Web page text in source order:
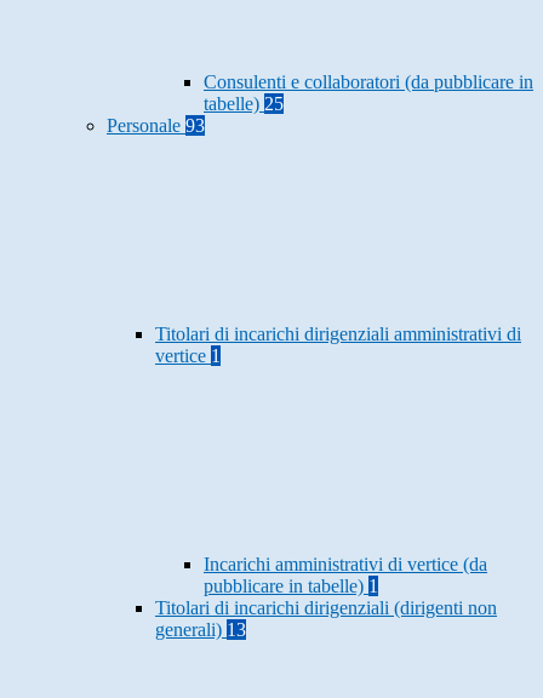
Consulenti e collaboratori (da pubblicare in
tabelle) 25
Personale 93
Titolari di incarichi dirigenziali amministrativi di
vertice 1
Incarichi amministrativi di vertice (da
pubblicare in tabelle) 1
Titolari di incarichi dirigenziali (dirigenti non
generali) 13